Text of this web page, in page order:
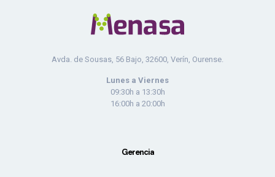
Avda. de Sousas, 56 Bajo, 32600, Verín, Ourense.
Lunes a Viernes
09:30h a 13:30h
16:00h a 20:00h
Gerencia